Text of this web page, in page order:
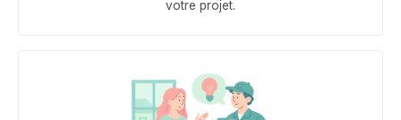
votre projet.